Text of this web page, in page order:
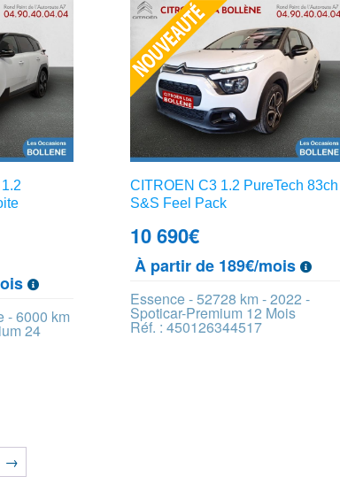
- 6000 km
24
CITROEN C3 1.2 PureTech 83ch
S&S Feel Pack
10 690€
À partir de 189€/mois
Essence - 52728 km - 2022 -
Spoticar-Premium 12 Mois
Réf. : 450126344517
→